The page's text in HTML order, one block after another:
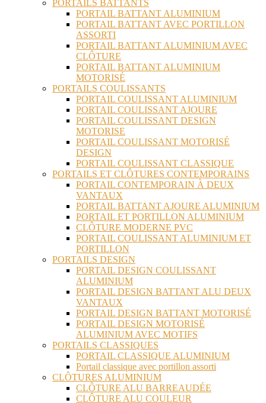
PORTAILS BATTANTS
PORTAIL BATTANT ALUMINIUM
PORTAIL BATTANT AVEC PORTILLON
ASSORTI
PORTAIL BATTANT ALUMINIUM AVEC
CLÔTURE
PORTAIL BATTANT ALUMINIUM
MOTORISÉ
PORTAILS COULISSANTS
PORTAIL COULISSANT ALUMINIUM
PORTAIL COULISSANT AJOURE
PORTAIL COULISSANT DESIGN
MOTORISE
PORTAIL COULISSANT MOTORISÉ
DESIGN
PORTAIL COULISSANT CLASSIQUE
PORTAILS ET CLÔTURES CONTEMPORAINS
PORTAIL CONTEMPORAIN À DEUX
VANTAUX
PORTAIL BATTANT AJOURE ALUMINIUM
PORTAIL ET PORTILLON ALUMINIUM
CLÔTURE MODERNE PVC
PORTAIL COULISSANT ALUMINIUM ET
PORTILLON
PORTAILS DESIGN
PORTAIL DESIGN COULISSANT
ALUMINIUM
PORTAIL DESIGN BATTANT ALU DEUX
VANTAUX
PORTAIL DESIGN BATTANT MOTORISÉ
PORTAIL DESIGN MOTORISÉ
ALUMINIUM AVEC MOTIFS
PORTAILS CLASSIQUES
PORTAIL CLASSIQUE ALUMINIUM
Portail classique avec portillon assorti
CLÔTURES ALUMINIUM
CLÔTURE ALU BARREAUDÉE
CLÔTURE ALU COULEUR